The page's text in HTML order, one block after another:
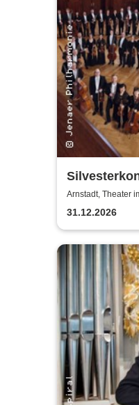
Arnstadt
Arnstadt, Theater
31.12.2026